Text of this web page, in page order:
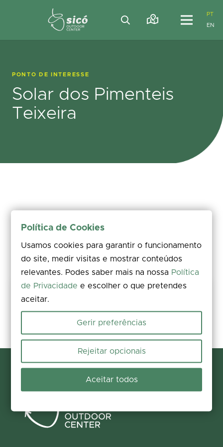
PT
EN
PONTO DE INTERESSE
Solar dos Pimenteis
Teixeira
Partilha a tua experiência
Participar agora
Política de Cookies
Usamos cookies para garantir o funcionamento
do site, medir visitas e mostrar conteúdos
relevantes. Podes saber mais na nossa Política
de Privacidade e escolher o que pretendes
aceitar.
Gerir preferências
Rejeitar opcionais
Aceitar todos